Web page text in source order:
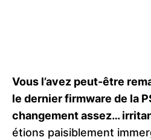
Vous l’avez peut-être
le dernier firmware de la
changement assez…
étions paisiblement